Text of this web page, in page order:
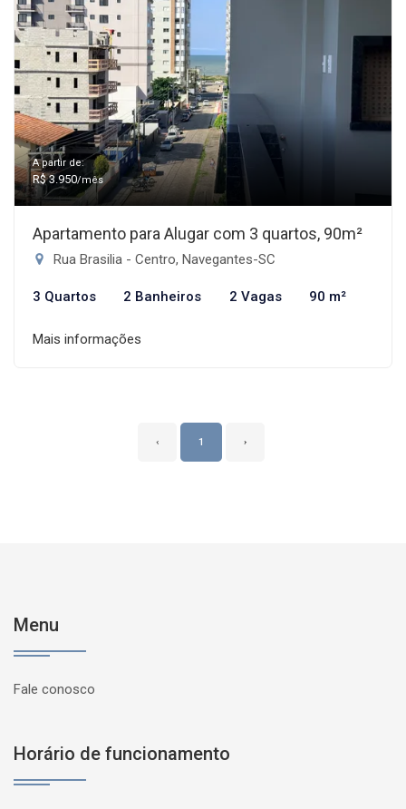
A partir de:
R$ 3.950/mês
Apartamento para Alugar com 3 quartos, 90m²
Rua Brasilia - Centro, Navegantes-SC
3 Quartos 2 Banheiros 2 Vagas 90 m²
Mais informações
‹ 1 ›
Menu
Fale conosco
Horário de funcionamento